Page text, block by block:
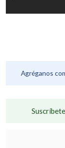
Agréganos